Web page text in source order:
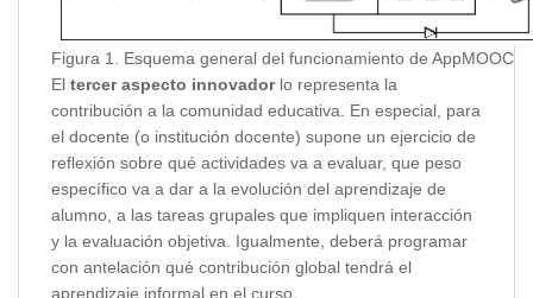
Figura 1. Esquema general del funcionamiento de AppMOOC
El tercer aspecto innovadorlo representa la
contribución a la comunidad educativa. En especial, para
el docente (o institución docente) supone un ejercicio de
reflexión sobre qué actividades va a evaluar, que peso
específico va a dar a la evolución del aprendizaje de
alumno, a las tareas grupales que impliquen interacción
y la evaluación objetiva. Igualmente, deberá programar
con antelación qué contribución global tendrá el
aprendizaje informal en el curso.